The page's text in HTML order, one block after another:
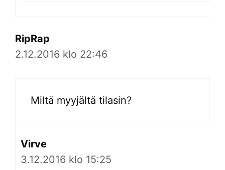
RipRap
2.12.2016 klo 22:46
Miltä myyjältä tilasin?
Virve
3.12.2016 klo 15:25